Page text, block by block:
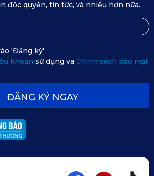
liên hệ KATA ngay để trang bị thảm sàn
Xceed luôn sạch đẹp, nổi bật trên mọi
độc quyền, tin tức, và nhiều hơn nữa.
'Đăng ký'
khoản sử dụng và Chính sách bảo mật
ĐĂNG KÝ NGAY